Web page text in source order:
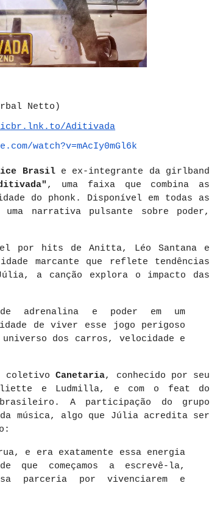
Netto)
Aditivada
com/watch?v=mAcIy0mGl6k
Brasile ex-integrante da girlband
, uma faixa que combina as
do phonk. Disponível em todas as
narrativa pulsante sobre poder,
por hits de Anitta, Léo Santana e
marcante que reflete tendências
Júlia, a canção explora o impacto das
adrenalina e poder em um
de viver esse jogo perigoso
dos carros, velocidade e
coletivoCanetaria, conhecido por seu
e Ludmilla, e com o feat do
A participação do grupo
música, algo que Júlia acredita ser
e era exatamente essa energia
que começamos a escrevê-la,
parceria por vivenciarem e